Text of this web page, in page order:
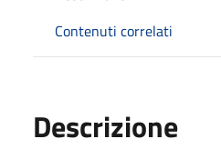
Contenuti correlati
Descrizione